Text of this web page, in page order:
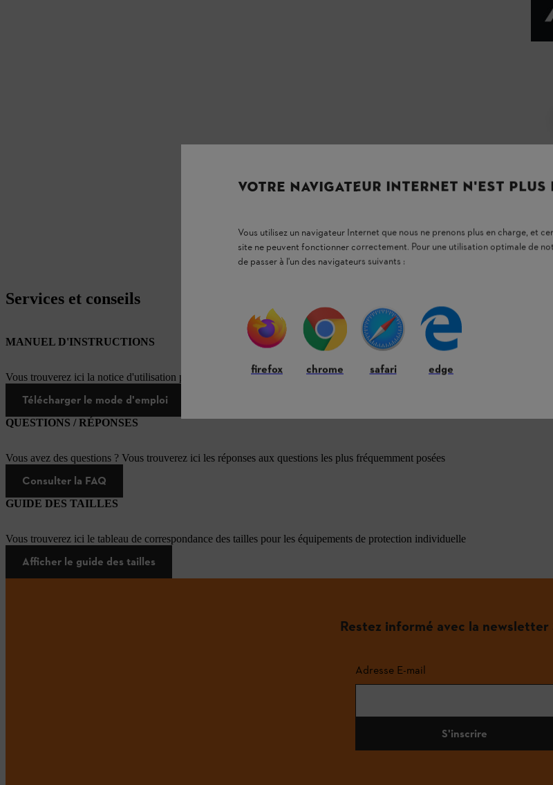
Services et conseils
MANUEL D'INSTRUCTIONS
Vous trouverez ici la notice d'utilisation pour ce produit STIHL
Télécharger le mode d'emploi
QUESTIONS / RÉPONSES
Vous avez des questions ? Vous trouverez ici les réponses aux questions les plus fréquemment posées
Consulter la FAQ
GUIDE DES TAILLES
Vous trouverez ici le tableau de correspondance des tailles pour les équipements de protection individuelle
Afficher le guide des tailles
Restez informé avec la newsletter
Adresse E-mail
S'inscrire
VOTRE NAVIGATEUR INTERNET N'EST PLUS
Vous utilisez un navigateur Internet que nous ne prenons plus en charge, et
site ne peuvent fonctionner correctement. Pour une utilisation optimale de
de passer à l'un des navigateurs suivants :
firefox chrome safari edge